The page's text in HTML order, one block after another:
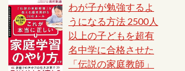
わが子が勉強するよ
うになる方法 2500人
以上の子どもを超有
名中学に合格させた
「伝説の家庭教師」